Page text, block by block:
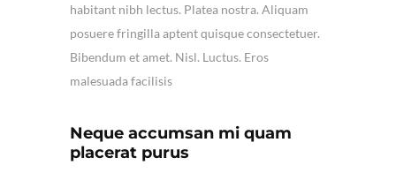
habitant nibh lectus. Platea nostra. Aliquam
posuere fringilla aptent quisque consectetuer.
Bibendum et amet. Nisl. Luctus. Eros
malesuada facilisis
Neque accumsan mi quam
placerat purus